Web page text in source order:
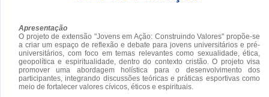
Apresentação
O projeto de extensão "Jovens em Ação: Construindo Valores" propõe-se
a criar um espaço de reflexão e debate para jovens universitários e pré-
universitários, com foco em temas relevantes como sexualidade, ética,
geopolítica e espiritualidade, dentro do contexto cristão. O projeto visa
promover uma abordagem holística para o desenvolvimento dos
participantes, integrando discussões teóricas e práticas esportivas como
meio de fortalecer valores cívicos, éticos e espirituais.